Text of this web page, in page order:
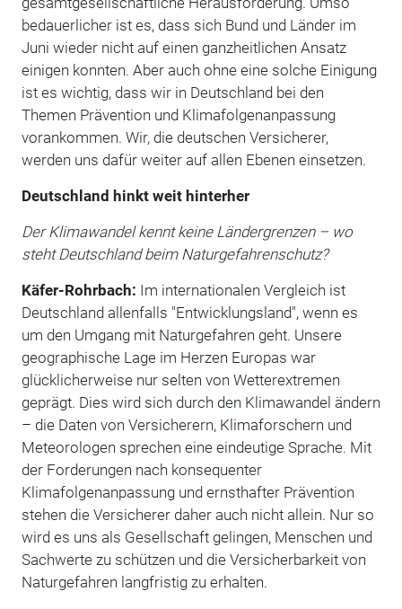
bedauerlicher ist es, dass sich Bund und Länder im
Juni wieder nicht auf einen ganzheitlichen Ansatz
einigen konnten. Aber auch ohne eine solche Einigung
ist es wichtig, dass wir in Deutschland bei den
Themen Prävention und Klimafolgenanpassung
vorankommen. Wir, die deutschen Versicherer,
werden uns dafür weiter auf allen Ebenen einsetzen.
Deutschland hinkt weit hinterher
Der Klimawandel kennt keine Ländergrenzen – wo
steht Deutschland beim Naturgefahrenschutz?
Käfer-Rohrbach: Im internationalen Vergleich ist
Deutschland allenfalls "Entwicklungsland", wenn es
um den Umgang mit Naturgefahren geht. Unsere
geographische Lage im Herzen Europas war
glücklicherweise nur selten von Wetterextremen
geprägt. Dies wird sich durch den Klimawandel ändern
– die Daten von Versicherern, Klimaforschern und
Meteorologen sprechen eine eindeutige Sprache. Mit
der Forderungen nach konsequenter
Klimafolgenanpassung und ernsthafter Prävention
stehen die Versicherer daher auch nicht allein. Nur so
wird es uns als Gesellschaft gelingen, Menschen und
Sachwerte zu schützen und die Versicherbarkeit von
Naturgefahren langfristig zu erhalten.